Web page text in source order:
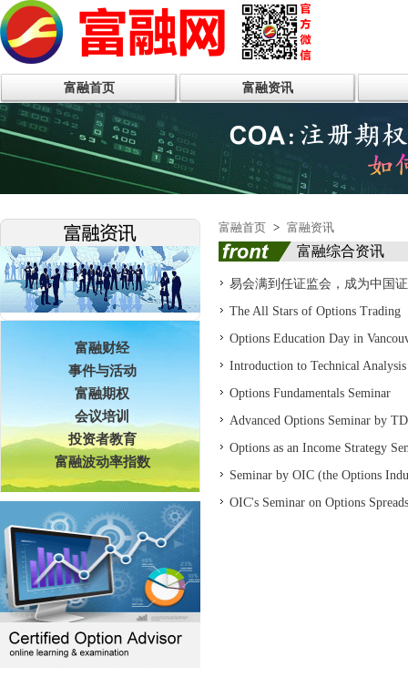
富融首页 富融资讯
富融财经
事件与活动
富融期权
会议培训
投资者教育
富融波动率指数
富融首页 > 富融资讯
富融综合资讯
易会满到任证监会，成为中国
The All Stars of Options Trading
Options Education Day in
Introduction to Technical Analysis
Options Fundamentals Seminar
Advanced Options Seminar by
Options as an Income Strategy
Seminar by OIC (the Options
OIC's Seminar on Options